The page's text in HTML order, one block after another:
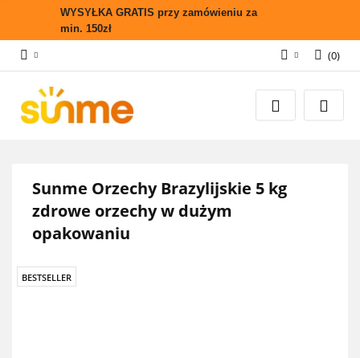
WYSYŁKA GRATIS przy zamówieniu za
min. 150zł
Zaloguj się
Zarejestruj się
(0)
Sunme Orzechy Brazylijskie 5 kg
zdrowe orzechy w dużym
opakowaniu
BESTSELLER